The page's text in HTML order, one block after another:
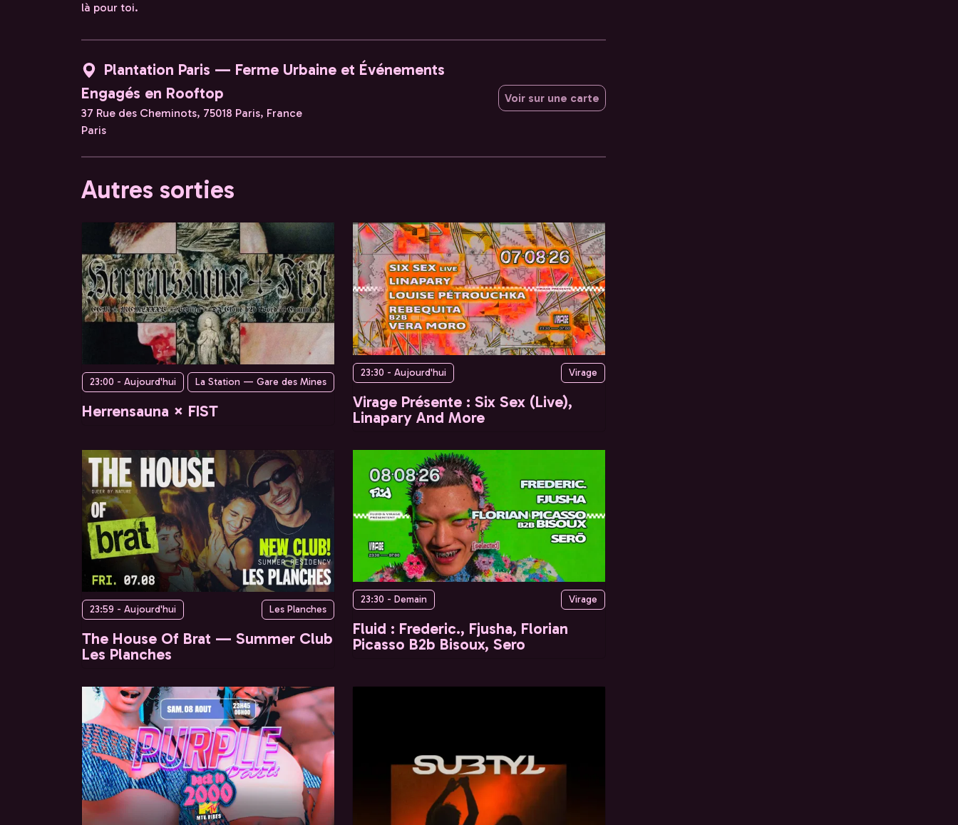
là pour toi.
Plantation Paris — Ferme Urbaine et Événements
Engagés en Rooftop
37 Rue des Cheminots, 75018 Paris, France
Paris
Voir sur une carte
Autres sorties
23:00 - Aujourd'hui La Station — Gare des Mines
Herrensauna × FIST
23:30 - Aujourd'hui Virage
Virage Présente : Six Sex (Live),
Linapary And More
23:59 - Aujourd'hui Les Planches
The House Of Brat — Summer Club
Les Planches
23:30 - Demain Virage
Fluid : Frederic., Fjusha, Florian
Picasso B2b Bisoux, Sero